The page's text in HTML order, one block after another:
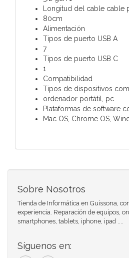
Longitud del cable cable
80cm
Alimentación
Tipos de puerto USB A
7
Tipos de puerto USB C
1
Compatibilidad
Tipos de dispositivos
ordenador portátil, pc
Plataformas de software
Mac OS, Chrome OS,
Sobre Nosotros
Tienda de Informática en Guissona,
experiencia. Reparación de equipos,
smartphones, tablets, iphone, ipad ....
Síguenos en: